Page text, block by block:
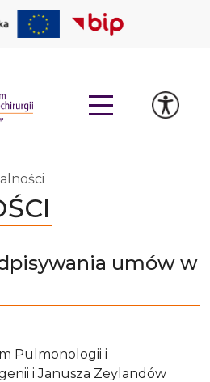
umów w
Pulmonologii i
i Janusza Zeylandów